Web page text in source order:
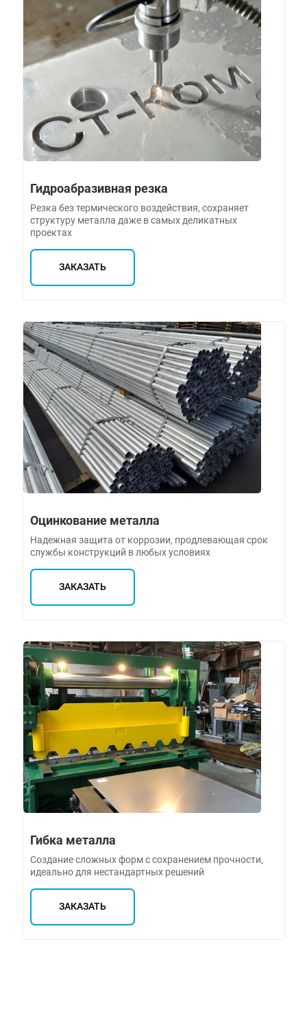
Гидроабразивная резка
Резка без термического воздействия, сохраняет
структуру металла даже в самых деликатных
проектах
ЗАКАЗАТЬ
Оцинкование металла
Надежная защита от коррозии, продлевающая срок
службы конструкций в любых условиях
ЗАКАЗАТЬ
Гибка металла
Создание сложных форм с сохранением прочности,
идеально для нестандартных решений
ЗАКАЗАТЬ